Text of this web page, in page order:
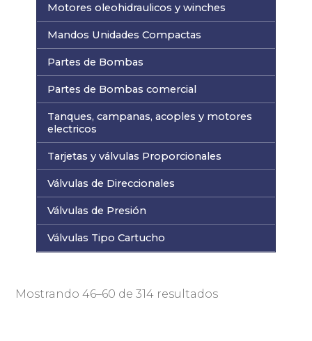
Motores oleohidraulicos y winches
Mandos Unidades Compactas
Partes de Bombas
Partes de Bombas comercial
Tanques, campanas, acoples y motores
electricos
Tarjetas y válvulas Proporcionales
Válvulas de Direccionales
Válvulas de Presión
Válvulas Tipo Cartucho
Mostrando 46–60 de 314 resultados